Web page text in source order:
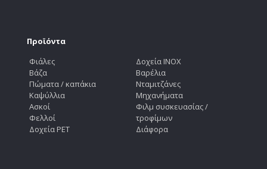
Προϊόντα
Φιάλες
Βάζα
Πώματα / καπάκια
Καψύλλια
Ασκοί
Φελλοί
Δοχεία PET
Δοχεία INOX
Βαρέλια
Νταμιτζάνες
Μηχανήματα
Φιλμ συσκευασίας /
τροφίμων
Διάφορα